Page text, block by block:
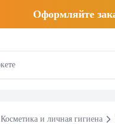
Оформляйте
Косметика и личная гигиена